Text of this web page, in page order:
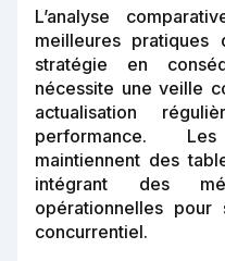
L’analyse
meilleures pratiques
stratégie en
nécessite une veille
actualisation
performance.
maintiennent des
intégrant des
opérationnelles pour
concurrentiel.